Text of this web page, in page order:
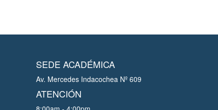
SEDE ACADÉMICA
Av. Mercedes Indacochea Nº 609
ATENCIÓN